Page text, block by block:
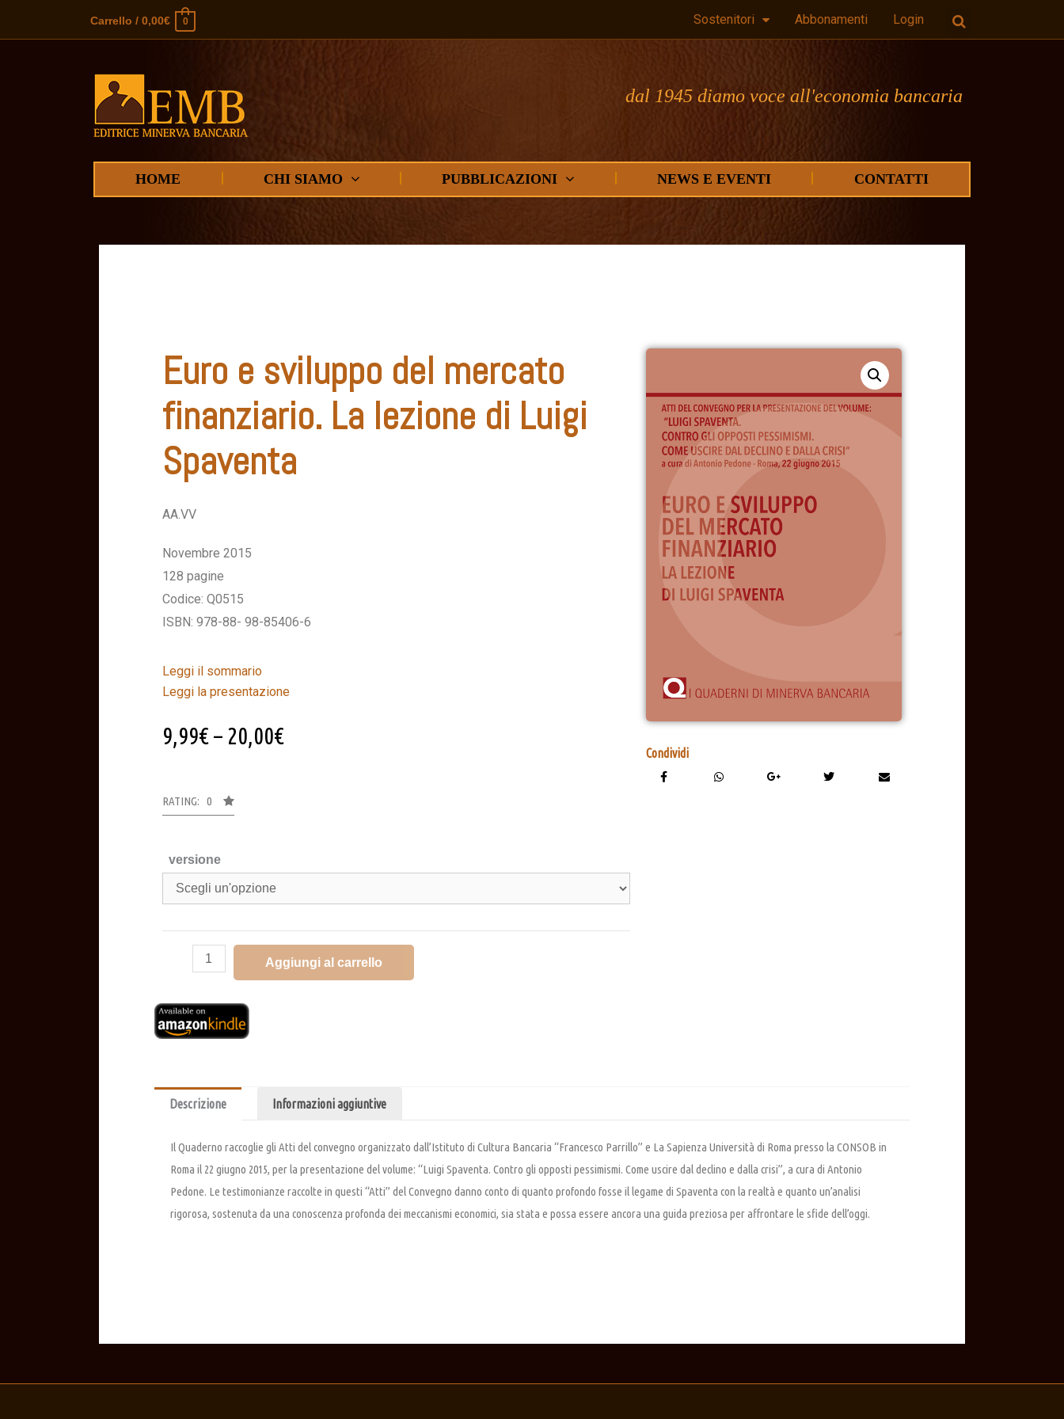
Carrello / 0,00€ 0 Sostenitori Abbonamenti Login
dal 1945 diamo voce all'economia bancaria
HOME CHI SIAMO PUBBLICAZIONI NEWS E EVENTI CONTATTI
Euro e sviluppo del mercato
finanziario. La lezione di Luigi
Spaventa
AA.VV
Novembre 2015
128 pagine
Codice: Q0515
ISBN: 978-88- 98-85406-6
Leggi il sommario
Leggi la presentazione
9,99€– 20,00€
RATING: 0
versione
Aggiungi al carrello
Condividi
Descrizione Informazioni aggiuntive
Il Quaderno raccoglie gli Atti del convegno organizzato dall’Istituto di Cultura Bancaria “Francesco Parrillo” e La Sapienza Università di Roma presso la CONSOB in
Roma il 22 giugno 2015, per la presentazione del volume: “Luigi Spaventa. Contro gli opposti pessimismi. Come uscire dal declino e dalla crisi”, a cura di Antonio
Pedone. Le testimonianze raccolte in questi “Atti” del Convegno danno conto di quanto profondo fosse il legame di Spaventa con la realtà e quanto un’analisi
rigorosa, sostenuta da una conoscenza profonda dei meccanismi economici, sia stata e possa essere ancora una guida preziosa per affrontare le sfide dell’oggi.